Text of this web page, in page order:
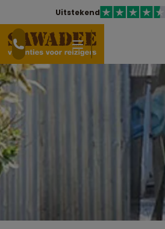
Uitstekend